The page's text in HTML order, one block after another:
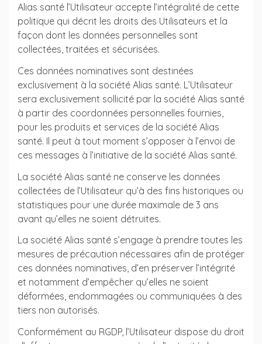
Alias santé l’Utilisateur accepte l’intégralité de cette
politique qui décrit les droits des Utilisateurs et la
façon dont les données personnelles sont
collectées, traitées et sécurisées.
Ces données nominatives sont destinées
exclusivement à la société Alias santé. L’Utilisateur
sera exclusivement sollicité par la société Alias santé
à partir des coordonnées personnelles fournies,
pour les produits et services de la société Alias
santé. Il peut à tout moment s’opposer à l’envoi de
ces messages à l’initiative de la société Alias santé.
La société Alias santé ne conserve les données
collectées de l’Utilisateur qu’à des fins historiques ou
statistiques pour une durée maximale de 3 ans
avant qu’elles ne soient détruites.
La société Alias santé s’engage à prendre toutes les
mesures de précaution nécessaires afin de protéger
ces données nominatives, d’en préserver l’intégrité
et notamment d’empêcher qu’elles ne soient
déformées, endommagées ou communiquées à des
tiers non autorisés.
Conformément au RGDP, l’Utilisateur dispose du droit